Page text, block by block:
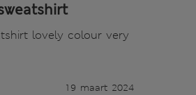
lovely colour very
19 maart 2024